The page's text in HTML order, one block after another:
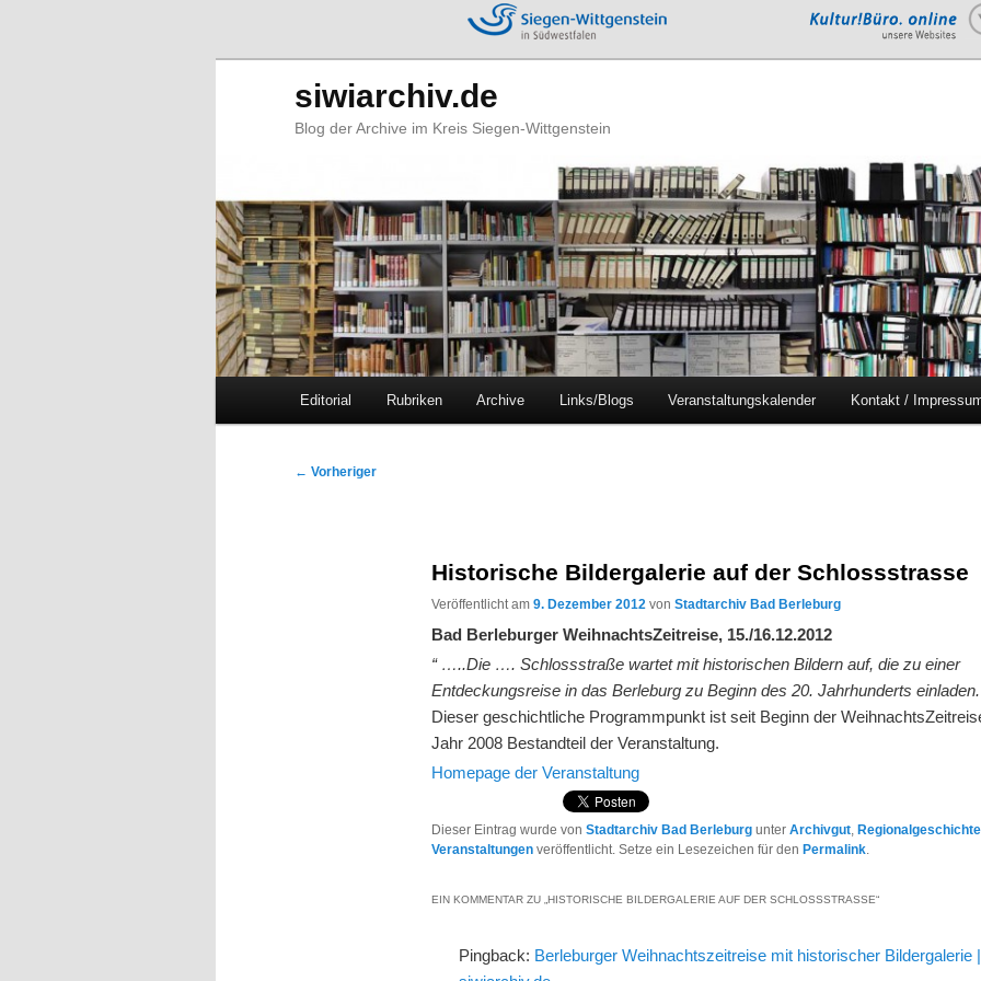
siwiarchiv.de
Blog der Archive im Kreis Siegen-Wittgenstein
Zum
Zum
Editorial Rubriken Archive Links/Blogs Veranstaltungskalender Kontakt /
Beitragsnavigation
← Vorheriger
Historische Bildergalerie auf der Schlossstrasse
Veröffentlicht am9. Dezember 2012 vonStadtarchiv Bad Berleburg
Bad Berleburger WeihnachtsZeitreise, 15./16.12.2012
“ …..Die …. Schlossstraße wartet mit historischen Bildern auf, die zu einer
Entdeckungsreise in das Berleburg zu Beginn des 20. Jahrhunderts einladen.
Dieser geschichtliche Programmpunkt ist seit Beginn der
Jahr 2008 Bestandteil der Veranstaltung.
Homepage der Veranstaltung
Dieser Eintrag wurde vonStadtarchiv Bad Berleburg unterArchivgut, Regionalgeschichte
Veranstaltungen veröffentlicht. Setze ein Lesezeichen für den Permalink.
EIN KOMMENTAR ZU „HISTORISCHE BILDERGALERIE AUF DER SCHLOSSSTRASSE“
Pingback: Berleburger Weihnachtszeitreise mit historischer Bildergalerie |